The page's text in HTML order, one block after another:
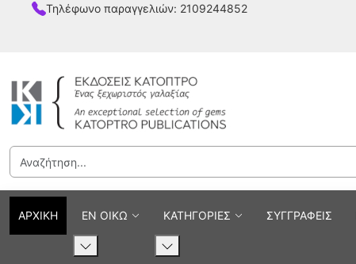
Τηλέφωνο παραγγελιών: 2109244852
ΑΡΧΙΚΗ ΕΝ ΟΙΚΩ ΚΑΤΗΓΟΡΙΕΣ ΣΥΓΓΡΑΦΕΙΣ